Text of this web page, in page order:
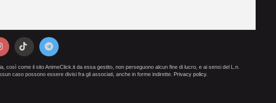
così come il sito AnimeClick.it da essa gestito, non perseguono alcun fine di lucro, e ai sensi del L.n.
caso possono essere divisi fra gli associati, anche in forme indirette. Privacy policy.